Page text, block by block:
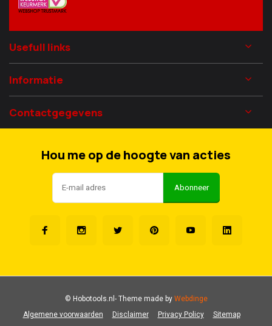
Usefull links
Informatie
Contactgegevens
Hou me op de hoogte van acties
Abonneer
Algemene voorwaarden Disclaimer Privacy Policy Sitemap
© Hobotools.nl- Theme made byWebdinge